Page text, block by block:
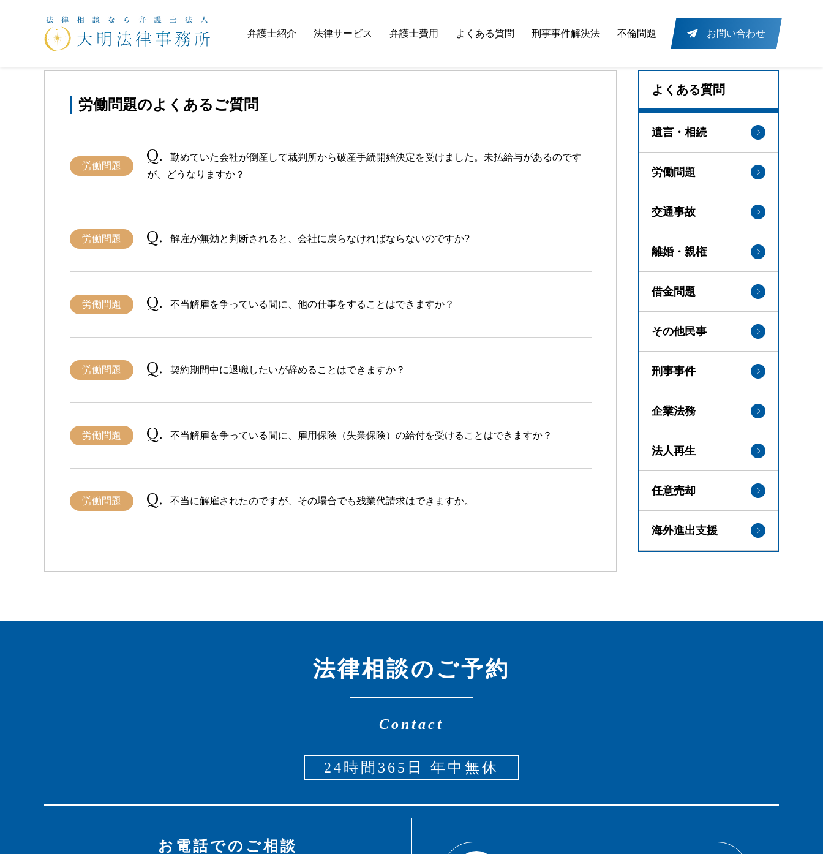
弁護士紹介 法律サービス 弁護士費用 よくある質問 刑事事件解決法 不倫問題 お問い合わせ
ホーム > よくある質問 > 労働問題
労働問題のよくあるご質問
労働問題
勤めていた会社が倒産して裁判所から破産手続開始決定を受けました。未払給与があるのです
が、どうなりますか？
労働問題 解雇が無効と判断されると、会社に戻らなければならないのですか?
労働問題 不当解雇を争っている間に、他の仕事をすることはできますか？
労働問題 契約期間中に退職したいが辞めることはできますか？
労働問題 不当解雇を争っている間に、雇用保険（失業保険）の給付を受けることはできますか？
労働問題 不当に解雇されたのですが、その場合でも残業代請求はできますか。
よくある質問
遺言・相続
労働問題
交通事故
離婚・親権
借金問題
その他民事
刑事事件
企業法務
法人再生
任意売却
海外進出支援
法律相談のご予約
Contact
24時間365日 年中無休
お電話でのご相談